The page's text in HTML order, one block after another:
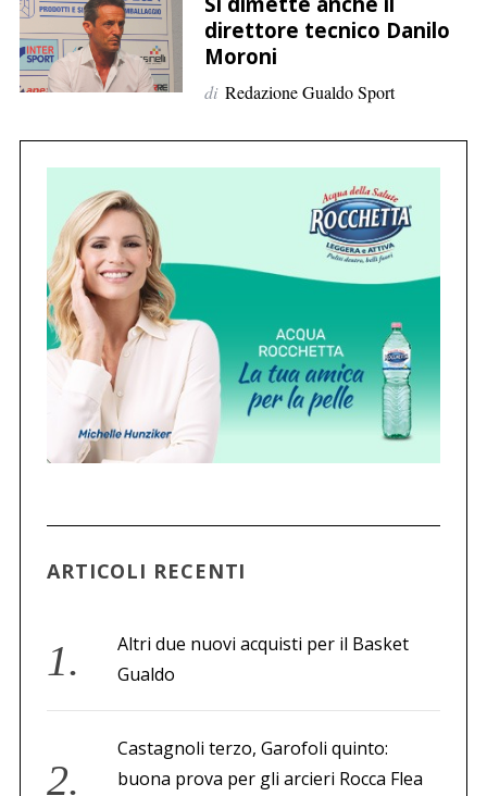
e
r
:
direttore tecnico Danilo
Moroni
di Redazione Gualdo Sport
ARTICOLI RECENTI
Altri due nuovi acquisti per il Basket
Gualdo
Castagnoli terzo, Garofoli quinto:
buona prova per gli arcieri Rocca Flea
C
e
r
e
r